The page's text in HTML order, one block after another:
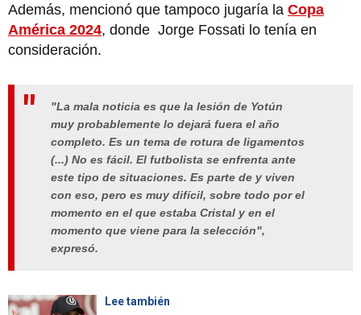
Además, mencionó que tampoco jugaría la Copa
América 2024, donde Jorge Fossati lo tenía en
consideración.
"La mala noticia es que la lesión de Yotún
muy probablemente lo dejará fuera el año
completo. Es un tema de rotura de ligamentos
(...) No es fácil. El futbolista se enfrenta ante
este tipo de situaciones. Es parte de y viven
con eso, pero es muy difícil, sobre todo por el
momento en el que estaba Cristal y en el
momento que viene para la selección",
expresó.
Lee también